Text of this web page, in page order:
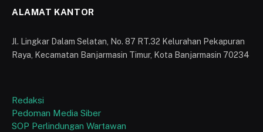
ALAMAT KANTOR
Jl. Lingkar Dalam Selatan, No. 87 RT.32 Kelurahan Pekapuran
Raya, Kecamatan Banjarmasin Timur, Kota Banjarmasin 70234
Redaksi
Pedoman Media Siber
SOP Perlindungan Wartawan